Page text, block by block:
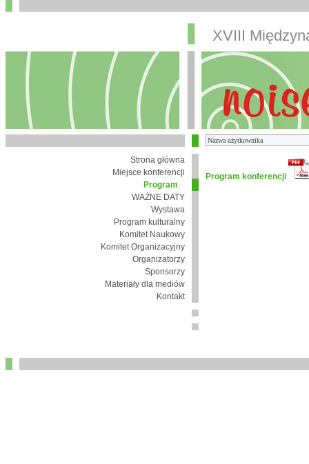
XVIII
Strona główna
Miejsce konferencji
Program
WAŻNE DATY
Wystawa
Program kulturalny
Komitet Naukowy
Komitet Organizacyjny
Organizatorzy
Sponsorzy
Materiały dla mediów
Kontakt
Program konferencji